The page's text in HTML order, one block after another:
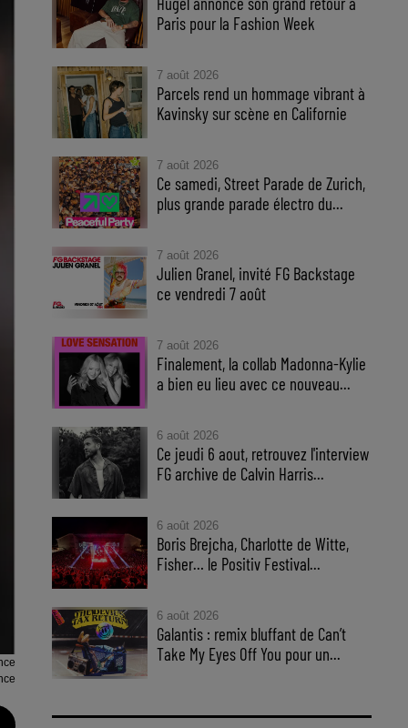
Paris pour la Fashion Week
7 août 2026
Parcels rend un hommage vibrant à
Kavinsky sur scène en Californie
7 août 2026
Ce samedi, Street Parade de Zurich,
plus grande parade électro du...
7 août 2026
Julien Granel, invité FG Backstage
ce vendredi 7 août
7 août 2026
Finalement, la collab Madonna-Kylie
a bien eu lieu avec ce nouveau...
6 août 2026
Ce jeudi 6 aout, retrouvez l'interview
FG archive de Calvin Harris...
6 août 2026
Boris Brejcha, Charlotte de Witte,
Fisher… le Positiv Festival...
6 août 2026
Galantis : remix bluffant de Can’t
Take My Eyes Off You pour un...